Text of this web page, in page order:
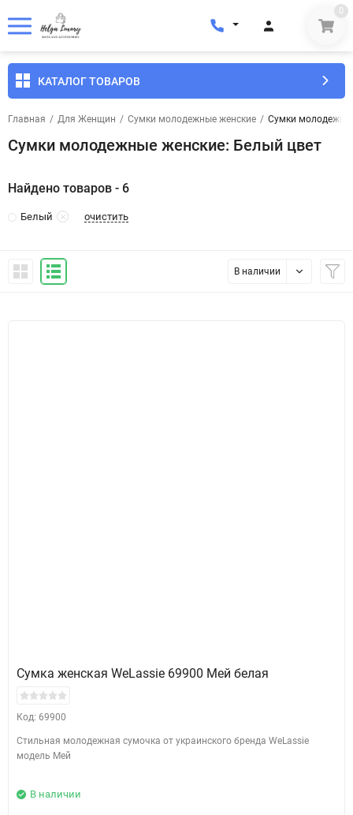
0
КАТАЛОГ ТОВАРОВ
Главная / Для Женщин / Сумки молодежные женские / Сумки
Сумки молодежные женские: Белый цвет
Найдено товаров - 6
Белый очистить
В наличии
Сумка женская WeLassie 69900 Мей белая
Код: 69900
Стильная молодежная сумочка от украинского бренда WeLassie
модель Мей
В наличии